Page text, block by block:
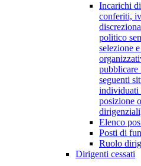
Incarichi
conferiti,
politico
selezione
pubblicare
seguenti
individuati
posizione
Elenco
Posti di
Ruolo
Dirigenti cessati